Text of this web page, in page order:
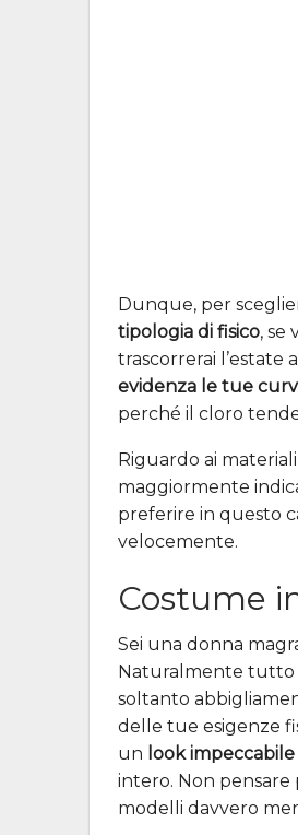
Dunque, per
tipologia di fisico, se
trascorrerai l’estate
evidenza le tue
perché il cloro
Riguardo ai
maggiormente
preferire in questo
velocemente.
Costume
Sei una donna
Naturalmente tutto
soltanto
delle tue esigenze
un look impeccabile
intero. Non
modelli davvero